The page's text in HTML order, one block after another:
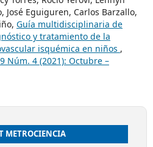
José Eguiguren, Carlos Barzallo,
Guía multidisciplinaria de
y tratamiento de la
isquémica en niños ,
Núm. 4 (2021): Octubre –
METROCIENCIA